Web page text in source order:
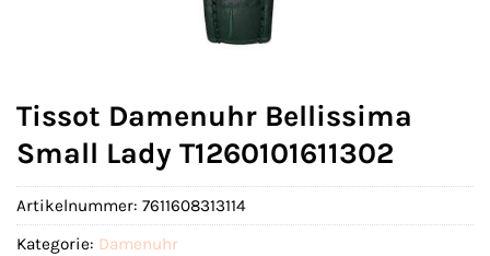
Tissot Damenuhr Bellissima
Small Lady T1260101611302
Artikelnummer: 7611608313114
Kategorie: Damenuhr